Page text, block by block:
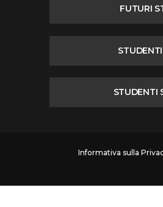
FUTURI
STUDENTI
Informativa sulla